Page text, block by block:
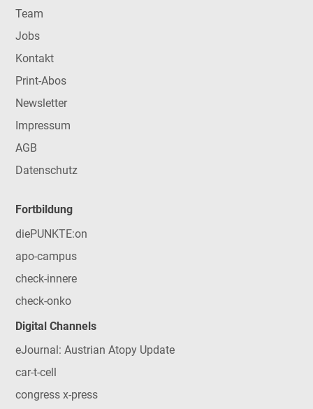
Team
Jobs
Kontakt
Print-Abos
Newsletter
Impressum
AGB
Datenschutz
Fortbildung
diePUNKTE:on
apo-campus
check-innere
check-onko
Digital Channels
eJournal: Austrian Atopy Update
car-t-cell
congress x-press